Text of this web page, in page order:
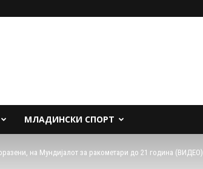
МЛАДИНСКИ СПОРТ
на Мундијалот за ракометари до 21 година (ВИДЕО)